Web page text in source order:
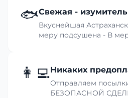
🐟Свежая -
Вкуснейшая
меру подсушена - В
👩‍💻Никаких
Отправляем
БЕЗОПАСНОЙ